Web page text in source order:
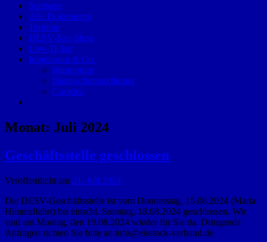
Startseite
Alle Dokumente
Termine
DESV-Fan-Shop
Live-Ticker
Impressum & Co.
Impressum
Datenschutzerklärung
Cookies
Monat: Juli 2024
Geschäftsstelle geschlossen
Veröffentlicht am 31. Juli 2024
Die DESV-Geschäftsstelle ist vom Donnerstag, 15.08.2024 (Maria
Himmelfahrt) bis einschl. Sonntag, 18.08.2024 geschlossen. Wir
sind am Montag, den 19.08.2024 wieder für Sie da. Dringende
Anfragen richten Sie bitte an info@eisstock-verband.de